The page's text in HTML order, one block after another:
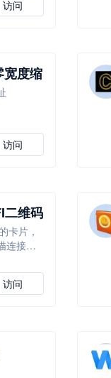
访问
度缩
访问
维码
卡片，
连接
访问